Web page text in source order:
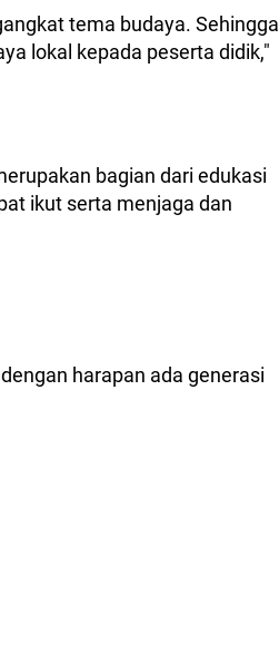
tema budaya. Sehingga
lokal kepada peserta didik,"
bagian dari edukasi
ikut serta menjaga dan
harapan ada generasi